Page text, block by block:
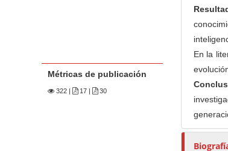
Métricas de publicación
322| 17 | 30
En la